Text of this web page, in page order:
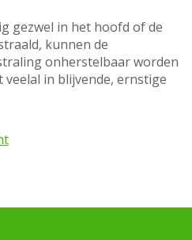
gezwel in het hoofd of de
kunnen de
onherstelbaar worden
in blijvende, ernstige